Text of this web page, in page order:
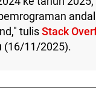
tulisStack
(16/11/2025).